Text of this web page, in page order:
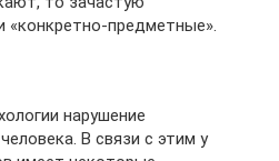
«конкретно-предметные».
нарушение
В связи с этим у